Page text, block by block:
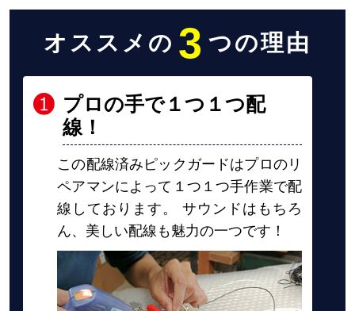
オススメの 3 つの理由
プロの手で１つ１つ配
線！
この配線済みピックガードはプロのリ
ペアマンによって１つ１つ手作業で配
線しております。 サウンドはもちろ
ん、美しい配線も魅力の一つです！